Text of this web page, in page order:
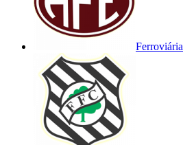
Ferroviária